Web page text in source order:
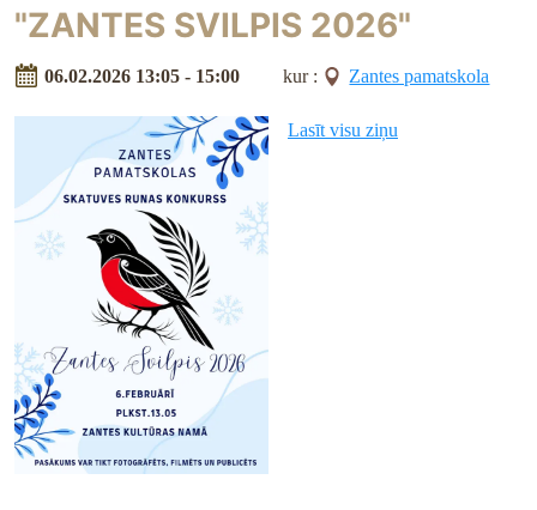
"ZANTES SVILPIS 2026"
06.02.2026 13:05 - 15:00 kur : Zantes pamatskola
Lasīt visu ziņu